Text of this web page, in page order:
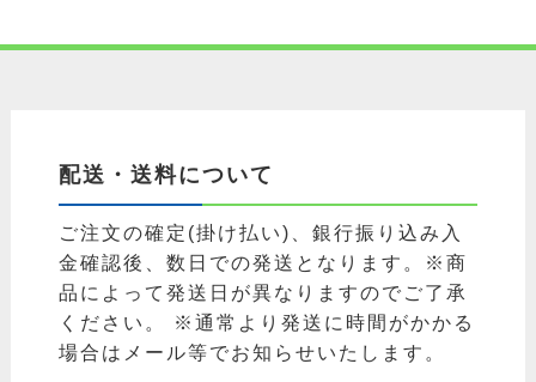
配送・送料について
ご注文の確定(掛け払い)、銀行振り込み入
金確認後、数日での発送となります。※商
品によって発送日が異なりますのでご了承
ください。 ※通常より発送に時間がかかる
場合はメール等でお知らせいたします。